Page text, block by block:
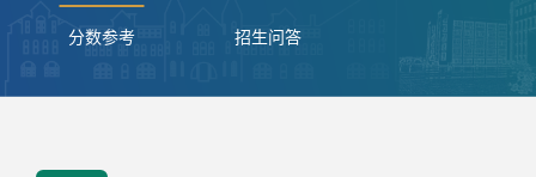
分数参考 招生问答